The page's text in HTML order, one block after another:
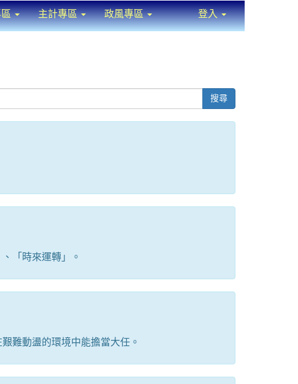
⏸
區 主計專區 政風專區 登入
搜尋
「時來運轉」。
難動盪的環境中能擔當大任。